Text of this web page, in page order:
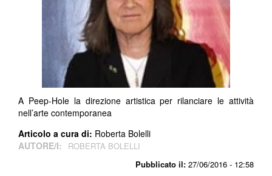
Pubblicato il: 27/06/2016 - 12:58
A Peep-Hole la direzione artistica per rilanciare le attività
nell’arte contemporanea
Articolo a cura di: Roberta Bolelli
AUTORE/I:
ROBERTA BOLELLI